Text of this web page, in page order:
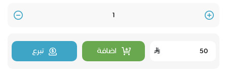
Quantity
اضافة تبرع